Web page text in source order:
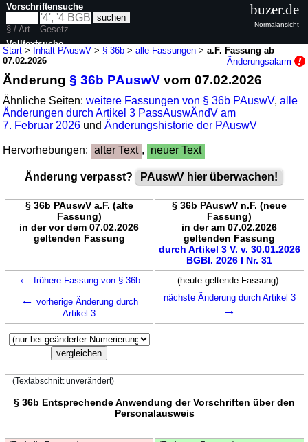
Start > Inhalt PAuswV > § 36b >alle Fassungen >a.F. Fassung ab
07.02.2026
Änderungsalarm
Änderung§ 36b PAuswV vom 07.02.2026
Ähnliche Seiten:weitere Fassungen von § 36b PAuswV,alle
Änderungen durch Artikel 3 PassAuswÄndV am
7. Februar 2026 undÄnderungshistorie der PAuswV
Hervorhebungen: alter Text , neuer Text
Änderung verpasst? PAuswV hier überwachen!
§ 36b PAuswV a.F. (alte
Fassung)
in der vor dem 07.02.2026
geltenden Fassung
§ 36b PAuswV n.F. (neue
Fassung)
in der am 07.02.2026
geltenden Fassung
durch Artikel 3 V. v. 30.01.2026
BGBl. 2026 I Nr. 31
← frühere Fassung von § 36b (heute geltende Fassung)
← vorherige Änderung durch
Artikel 3
nächste Änderung durch Artikel 3
→
(Textabschnitt unverändert)
§ 36b Entsprechende Anwendung der Vorschriften über den
Personalausweis
Vorschriftensuche
§ / Art.
Gesetz
Volltextsuche
buzer.de
Normalansicht